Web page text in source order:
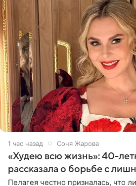
1 час назад Соня Жарова
«Худею всю жизнь»: 40-
рассказала о борьбе с
Пелагея честно призналась, что